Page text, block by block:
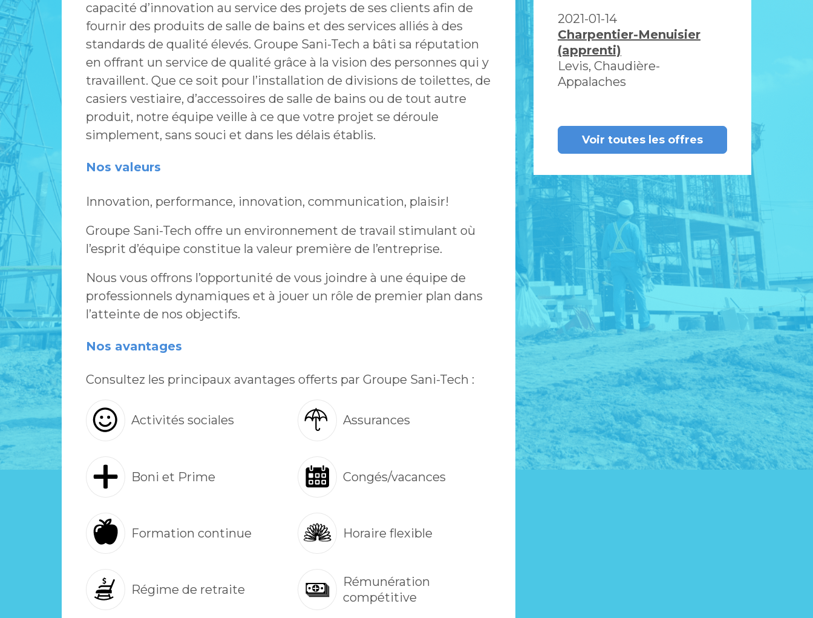
capacité d’innovation au service des projets de ses clients afin de
fournir des produits de salle de bains et des services alliés à des
standards de qualité élevés. Groupe Sani-Tech a bâti sa réputation
en offrant un service de qualité grâce à la vision des personnes qui y
travaillent. Que ce soit pour l’installation de divisions de toilettes, de
casiers vestiaire, d’accessoires de salle de bains ou de tout autre
produit, notre équipe veille à ce que votre projet se déroule
simplement, sans souci et dans les délais établis.
Nos valeurs
Innovation, performance, innovation, communication, plaisir!
Groupe Sani-Tech offre un environnement de travail stimulant où
l’esprit d’équipe constitue la valeur première de l’entreprise.
Nous vous offrons l’opportunité de vous joindre à une équipe de
professionnels dynamiques et à jouer un rôle de premier plan dans
l’atteinte de nos objectifs.
Nos avantages
Consultez les principaux avantages offerts par Groupe Sani-Tech :
Activités sociales Assurances
Boni et Prime Congés/vacances
Formation continue Horaire flexible
Régime de retraite
Rémunération
compétitive
2021-01-14
Charpentier-Menuisier
(apprenti)
Levis, Chaudière-
Appalaches
Voir toutes les offres